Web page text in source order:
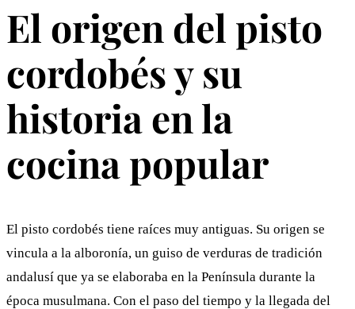
El origen del pisto
cordobés y su
historia en la
cocina popular
El pisto cordobés tiene raíces muy antiguas. Su origen se
vincula a la alboronía, un guiso de verduras de tradición
andalusí que ya se elaboraba en la Península durante la
época musulmana. Con el paso del tiempo y la llegada del